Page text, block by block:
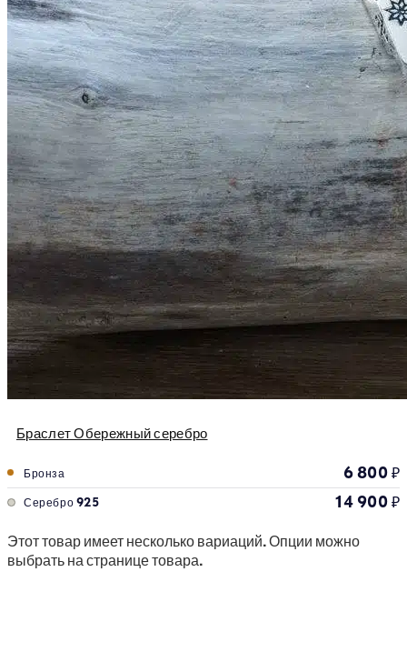
Браслет Обережный серебро
Бронза 6 800₽
Серебро 925 14 900₽
Этот товар имеет несколько вариаций. Опции можно
выбрать на странице товара.